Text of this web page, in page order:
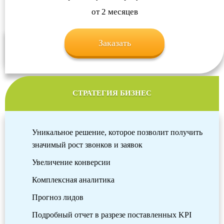
от 2 месяцев
Заказать
СТРАТЕГИЯ БИЗНЕС
Уникальное решение, которое позволит получить
значимый рост звонков и заявок
Увеличение конверсии
Комплексная аналитика
Прогноз лидов
Подробный отчет в разрезе поставленных KPI